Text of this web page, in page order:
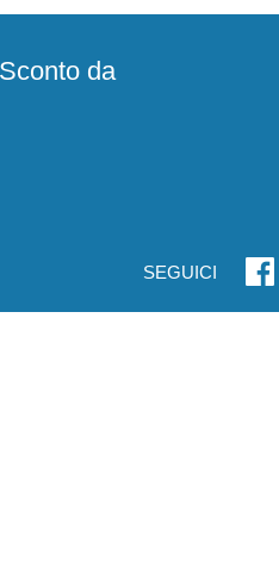
da
SEGUICI